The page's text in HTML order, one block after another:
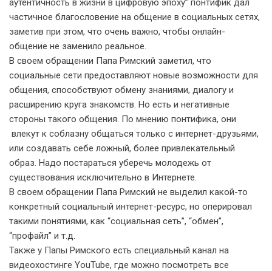
аутентичность в жизни в цифровую эпоху” понтифик дал
частичное благословение на общение в социальных сетях,
заметив при этом, что очень важно, чтобы онлайн-
общение не заменило реальное.
В своем обращении Папа Римский заметил, что
социальные сети предоставляют новые возможности для
общения, способствуют обмену знаниями, диалогу и
расширению круга знакомств. Но есть и негативные
стороны такого общения. По мнению понтифика, они
влекут к соблазну общаться только с интернет-друзьями,
или создавать себе ложный, более привлекательный
образ. Надо постараться уберечь молодежь от
существования исключительно в Интернете.
В своем обращении Папа Римский не выделил какой-то
конкретный социальный интернет-ресурс, но оперировал
такими понятиями, как “социальная сеть”, “обмен”,
“профайл” и т.д.
Также у Папы Римского есть специальный канал на
видеохостинге YouTube, где можно посмотреть все